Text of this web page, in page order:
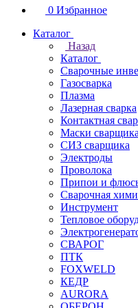
0 Избранное
Каталог
Назад
Каталог
Сварочные
Газосварка
Плазма
Лазерная сварка
Контактная
Маски сварщика
СИЗ сварщика
Электроды
Проволока
Припои и
Сварочная
Инструмент
Тепловое
СВАРОГ
ПТК
FOXWELD
КЕДР
AURORA